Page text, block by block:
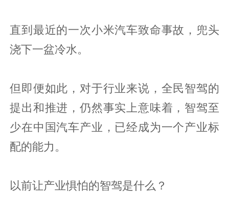
直到最近的一次小米汽车致命事故，兜头
浇下一盆冷水。
但即便如此，对于行业来说，全民智驾的
提出和推进，仍然事实上意味着，智驾至
少在中国汽车产业，已经成为一个产业标
配的能力。
以前让产业惧怕的智驾是什么？